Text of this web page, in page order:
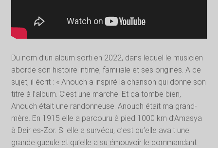
Du nom d’un album sorti en 2022, dans lequel le musicien
aborde son histoire intime, familiale et ses origines. A ce
sujet, il écrit : « Anouch a inspiré la chanson qui donne son
titre à l’album. C’est une marche. Et ça tombe bien,
Anouch était une randonneuse. Anouch était ma grand-
mère. En 1915 elle a parcouru à pied 1000 km d’Amasya
à Deir es-Zor. Si elle a survécu, c’est qu’elle avait une
grande gueule et qu’elle a su émouvoir le commandant